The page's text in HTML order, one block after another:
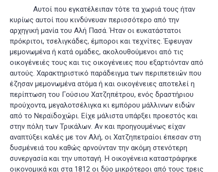
Αυτοί που εγκατέλειπαν τότε τα χωριά τους ήταν
κυρίως αυτοί που κινδύνευαν περισσότερο από την
αρχηγική μανία του Αλή Πασά. Ήταν οι ευκατάστατοι
πρόκριτοι, τσελιγκάδες, έμποροι και τεχνίτες. Έφευγαν
μεμονωμένα ή κατά ομάδες, ακολουθούμενοι από τις
οικογένειές τους και τις οικογένειες που εξαρτιόνταν από
αυτούς. Χαρακτηριστικό παράδειγμα των περιπετειών που
έζησαν μεμονωμένα ατόμα ή και οικογένειες αποτελεί η
περίπτωση του Γούσιου Χατζηπέτρου, ενός δραστήριου
προύχοντα, μεγαλοτσέλιγκα κι εμπόρου μάλλινων ειδών
από το Νεραϊδοχώρι. Είχε μάλιστα υπάρξει προεστός και
στην πόλη των Τρικάλων. Αν και προηγουμένως είχαν
αναπτύξει καλές με τον Αλή, οι Χατζηπετραίοι έπεσαν στη
δυσμένειά του καθώς αρνούνταν την ακόμη στενότερη
συνεργασία και την υποταγή. Η οικογένεια καταστράφηκε
οικονομικά και στα 1812 οι δύο μικρότεροι από τους τρεις